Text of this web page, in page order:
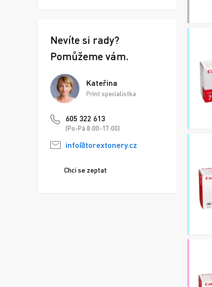
Nevíte si rady?
Pomůžeme vám.
Kateřina
Print specialistka
605 322 613
(Po-Pá 8:00-17:00)
info@torextonery.cz
Chci se zeptat